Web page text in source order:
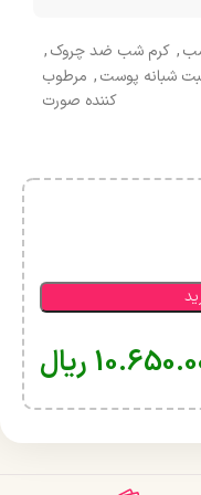
, کرم شب ضد چروک,
شبانه پوست, مرطوب
کننده صورت
ریال